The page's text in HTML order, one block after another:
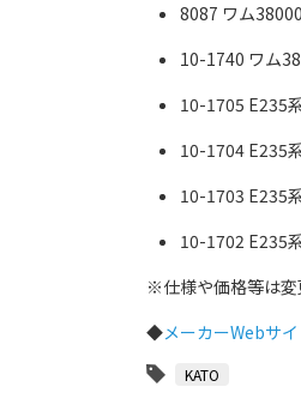
8087 ワム
10-1740 ワム
10-1705 E235
10-1704 E235
10-1703 E235
10-1702 E235
※仕様や価格等は変
◆メーカーWebサイ
KATO